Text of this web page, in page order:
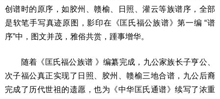
创谱时的原序，如胶州、赣榆、日照、灌云等族谱序，全部
是软笔手写真迹原图，影印在《匡氏福公族谱》第一编 “谱
序”中，图文并茂，雅俗共赏，踵事增华。
随着《匡氏福公族谱 》编纂完成，九公家族长子亨公、
次子福公真正实现了日照、胶州、赣榆三地合谱，九公后裔
完成了历代世祖的遗愿，也为《中华匡氏通谱》续写了浓重